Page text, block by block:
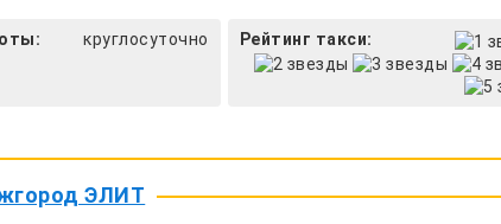
круглосуточно Рейтинг такси:
ЭЛИТ